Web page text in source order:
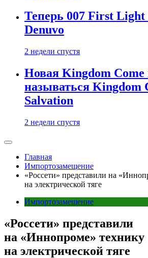
Теперь 007 First
Denuvo
2 недели спустя
Новая Kingdom Come
называться Kingdom
Salvation
2 недели спустя
Главная
Импортозамещение
«Россети» представили на
на электрической тяге
Импортозамещение
«Россети» представили
на «Иннопроме» технику
на электрической тяге